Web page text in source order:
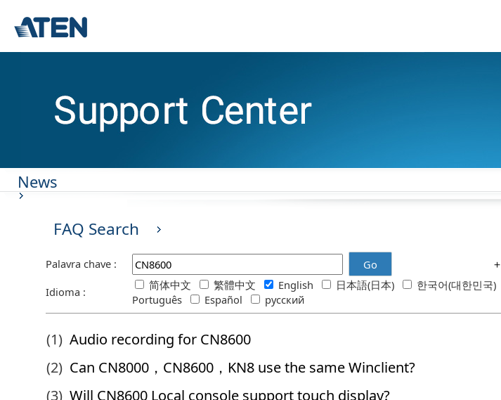
News
FAQ Search
Palavra chave : Go ＋
Idioma :
简体中文 繁體中文 English 日本語(日本) 한국어(대한민국)
Português
Español русский